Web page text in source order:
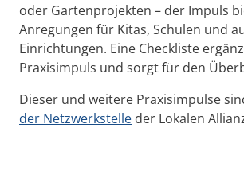
oder Gartenprojekten – der Impuls
Anregungen für Kitas, Schulen und
Einrichtungen. Eine Checkliste
Praxisimpuls und sorgt für den
Dieser und weitere Praxisimpulse
der Netzwerkstelle der Lokalen